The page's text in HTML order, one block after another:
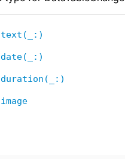
text(_:)
date(_:)
duration(_:)
image